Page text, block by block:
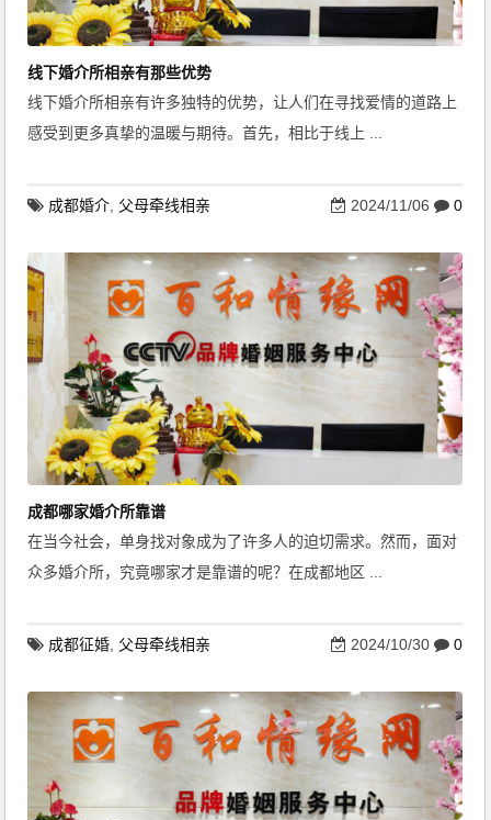
线下婚介所相亲有那些优势
线下婚介所相亲有许多独特的优势，让人们在寻找爱情的道路上
感受到更多真挚的温暖与期待。首先，相比于线上 ...
成都婚介 父母牵线相亲 2024/11/06 0
成都哪家婚介所靠谱
在当今社会，单身找对象成为了许多人的迫切需求。然而，面对
众多婚介所，究竟哪家才是靠谱的呢？在成都地区 ...
成都征婚 父母牵线相亲 2024/10/30 0